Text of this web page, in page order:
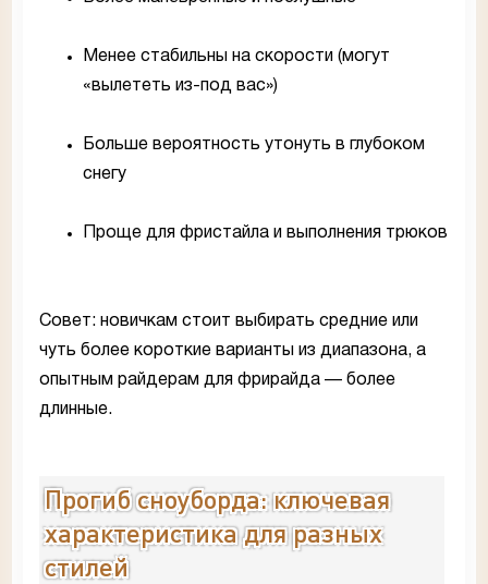
Менее стабильны на скорости (могут
«вылететь из-под вас»)
Больше вероятность утонуть в глубоком
снегу
Проще для фристайла и выполнения трюков
Совет: новичкам стоит выбирать средние или
чуть более короткие варианты из диапазона, а
опытным райдерам для фрирайда — более
длинные.
Прогиб сноуборда: ключевая
характеристика для разных
стилей